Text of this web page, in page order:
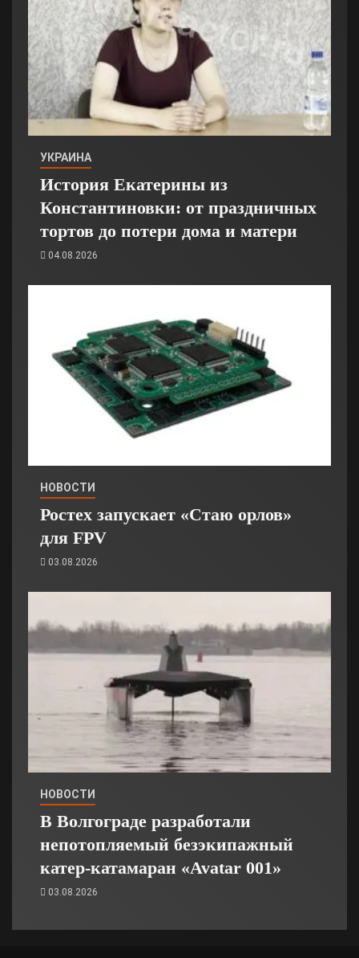
УКРАИНА
История Екатерины из
Константиновки: от праздничных
тортов до потери дома и матери
04.08.2026
НОВОСТИ
Ростех запускает «Стаю орлов»
для FPV
03.08.2026
НОВОСТИ
В Волгограде разработали
непотопляемый безэкипажный
катер-катамаран «Avatar 001»
03.08.2026